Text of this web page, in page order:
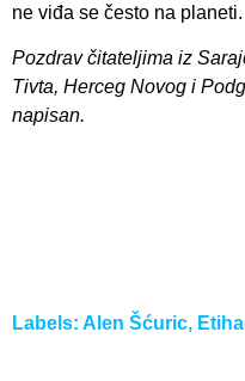
ne viđa se često na
Pozdrav čitateljima iz
Tivta, Herceg Novog i
napisan.
Labels: Alen Šćuric,